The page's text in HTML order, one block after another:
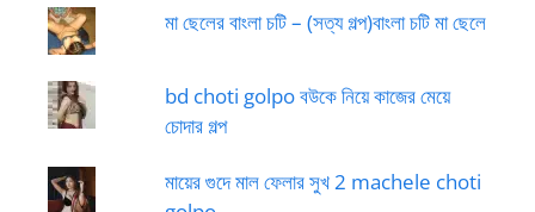
মা ছেলের বাংলা চটি – (সত্য গল্প)বাংলা চটি মা ছেলে
bd choti golpo বউকে নিয়ে কাজের মেয়ে
চোদার গল্প
মায়ের গুদে মাল ফেলার সুখ 2 machele choti